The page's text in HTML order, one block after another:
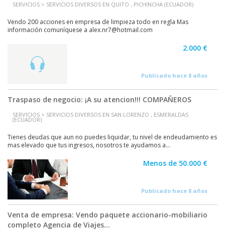
SERVICIOS > SERVICIOS DIVERSOS EN QUITO , PICHINCHA (ECUADOR)
Vendo 200 acciones en empresa de limpieza todo en regla Mas
información comuníquese a alex.nr7@hotmail.com
2.000 €
Publicado hace 8 años
Traspaso de negocio: ¡A su atencion!!! COMPAÑEROS
SERVICIOS > SERVICIOS DIVERSOS EN SAN LORENZO , ESMERALDAS
(ECUADOR)
Tienes deudas que aun no puedes liquidar, tu nivel de endeudamiento es
mas elevado que tus ingresos, nosotros te ayudamos a...
Menos de 50.000 €
Publicado hace 8 años
Venta de empresa: Vendo paquete accionario-mobiliario
completo Agencia de Viajes...